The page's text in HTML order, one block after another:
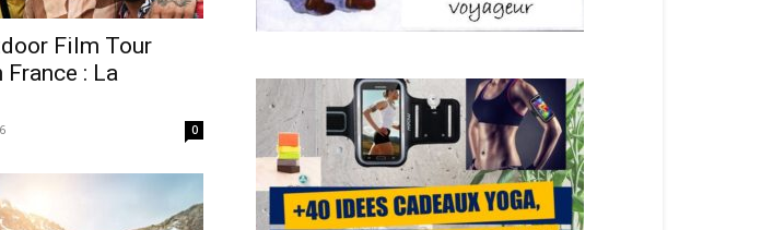
Film Tour
: La
0